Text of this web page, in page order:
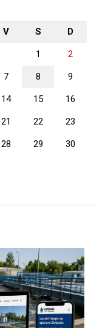
V S D
1 2
7 8 9
14 15 16
21 22 23
28 29 30